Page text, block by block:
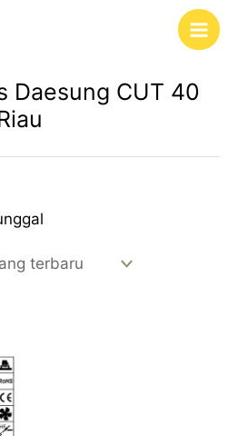
Main
Daesung CUT 40